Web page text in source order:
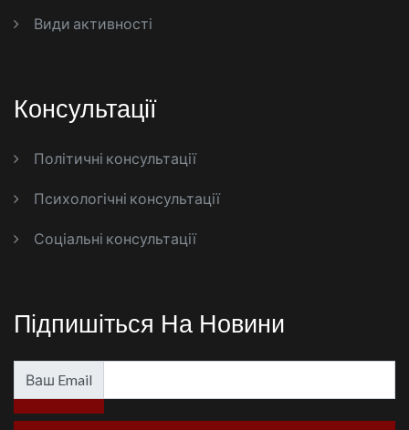
Види активності
Консультації
Політичні консультації
Психологічні консультації
Соціальні консультації
Підпишіться На Новини
Ваш Email